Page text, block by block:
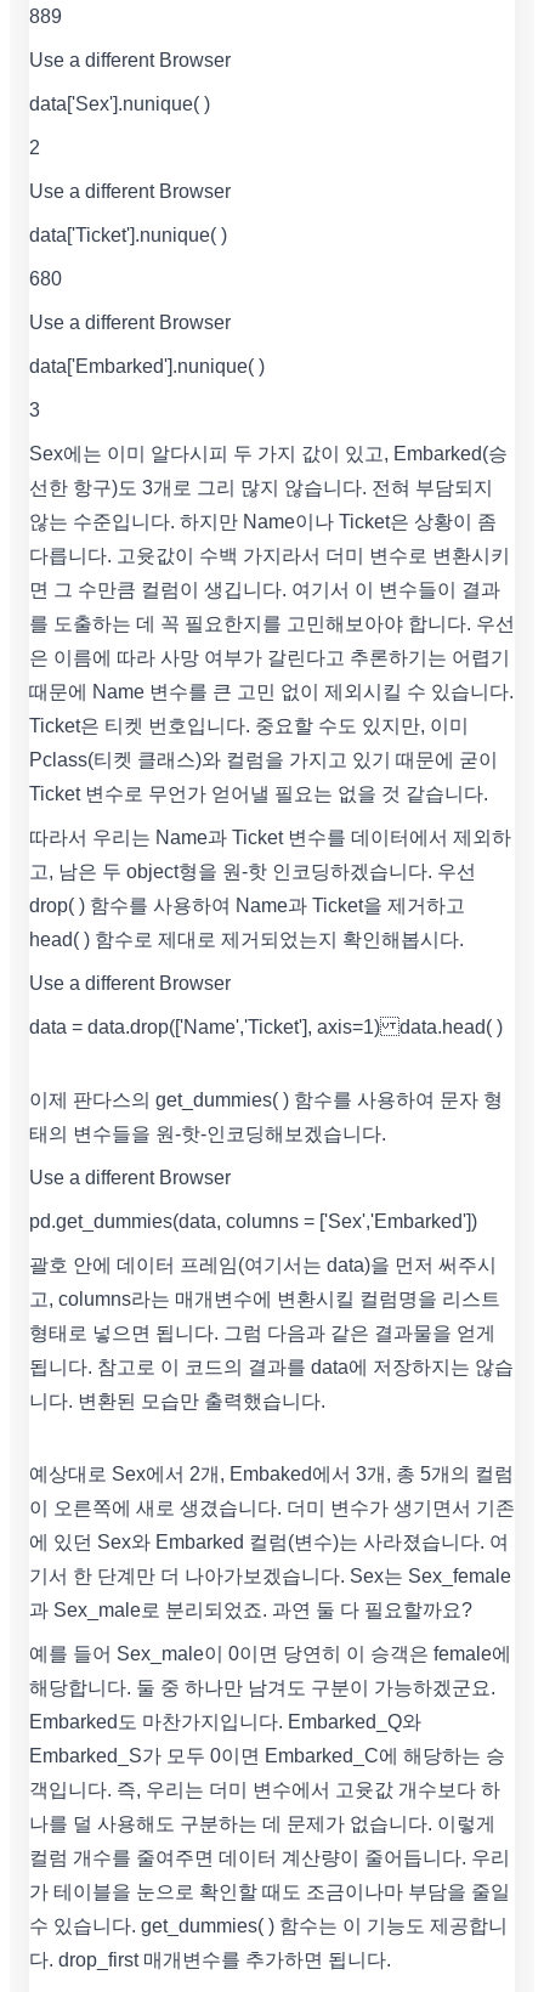
889
Use a different Browser
data['Sex'].nunique( )
2
Use a different Browser
data['Ticket'].nunique( )
680
Use a different Browser
data['Embarked'].nunique( )
3
Sex에는 이미 알다시피 두 가지 값이 있고, Embarked(승
선한 항구)도 3개로 그리 많지 않습니다. 전혀 부담되지
않는 수준입니다. 하지만 Name이나 Ticket은 상황이 좀
다릅니다. 고윳값이 수백 가지라서 더미 변수로 변환시키
면 그 수만큼 컬럼이 생깁니다. 여기서 이 변수들이 결과
를 도출하는 데 꼭 필요한지를 고민해보아야 합니다. 우선
은 이름에 따라 사망 여부가 갈린다고 추론하기는 어렵기
때문에 Name 변수를 큰 고민 없이 제외시킬 수 있습니다.
Ticket은 티켓 번호입니다. 중요할 수도 있지만, 이미
Pclass(티켓 클래스)와 컬럼을 가지고 있기 때문에 굳이
Ticket 변수로 무언가 얻어낼 필요는 없을 것 같습니다.
따라서 우리는 Name과 Ticket 변수를 데이터에서 제외하
고, 남은 두 object형을 원-핫 인코딩하겠습니다. 우선
drop( ) 함수를 사용하여 Name과 Ticket을 제거하고
head( ) 함수로 제대로 제거되었는지 확인해봅시다.
Use a different Browser
data = data.drop(['Name','Ticket'], axis=1) data.head( )
이제 판다스의 get_dummies( ) 함수를 사용하여 문자 형
태의 변수들을 원-핫-인코딩해보겠습니다.
Use a different Browser
pd.get_dummies(data, columns = ['Sex','Embarked'])
괄호 안에 데이터 프레임(여기서는 data)을 먼저 써주시
고, columns라는 매개변수에 변환시킬 컬럼명을 리스트
형태로 넣으면 됩니다. 그럼 다음과 같은 결과물을 얻게
됩니다. 참고로 이 코드의 결과를 data에 저장하지는 않습
니다. 변환된 모습만 출력했습니다.
예상대로 Sex에서 2개, Embaked에서 3개, 총 5개의 컬럼
이 오른쪽에 새로 생겼습니다. 더미 변수가 생기면서 기존
에 있던 Sex와 Embarked 컬럼(변수)는 사라졌습니다. 여
기서 한 단계만 더 나아가보겠습니다. Sex는 Sex_female
과 Sex_male로 분리되었죠. 과연 둘 다 필요할까요?
예를 들어 Sex_male이 0이면 당연히 이 승객은 female에
해당합니다. 둘 중 하나만 남겨도 구분이 가능하겠군요.
Embarked도 마찬가지입니다. Embarked_Q와
Embarked_S가 모두 0이면 Embarked_C에 해당하는 승
객입니다. 즉, 우리는 더미 변수에서 고윳값 개수보다 하
나를 덜 사용해도 구분하는 데 문제가 없습니다. 이렇게
컬럼 개수를 줄여주면 데이터 계산량이 줄어듭니다. 우리
가 테이블을 눈으로 확인할 때도 조금이나마 부담을 줄일
수 있습니다. get_dummies( ) 함수는 이 기능도 제공합니
다. drop_first 매개변수를 추가하면 됩니다.